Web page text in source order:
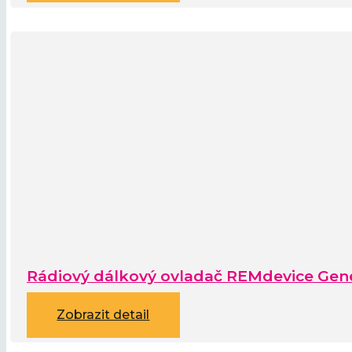
Rádiový dálkový ovladač REMdevice
Zobrazit detail